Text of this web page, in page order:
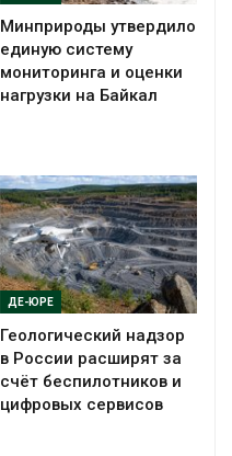
Минприроды утвердило
единую систему
мониторинга и оценки
нагрузки на Байкал
ДЕ-ЮРЕ
Геологический надзор
в России расширят за
счёт беспилотников и
цифровых сервисов